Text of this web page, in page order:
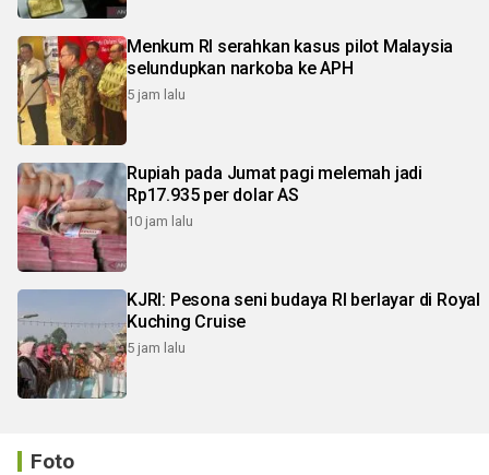
Menkum RI serahkan kasus pilot Malaysia
selundupkan narkoba ke APH
5 jam lalu
Rupiah pada Jumat pagi melemah jadi
Rp17.935 per dolar AS
10 jam lalu
KJRI: Pesona seni budaya RI berlayar di Royal
Kuching Cruise
5 jam lalu
Foto